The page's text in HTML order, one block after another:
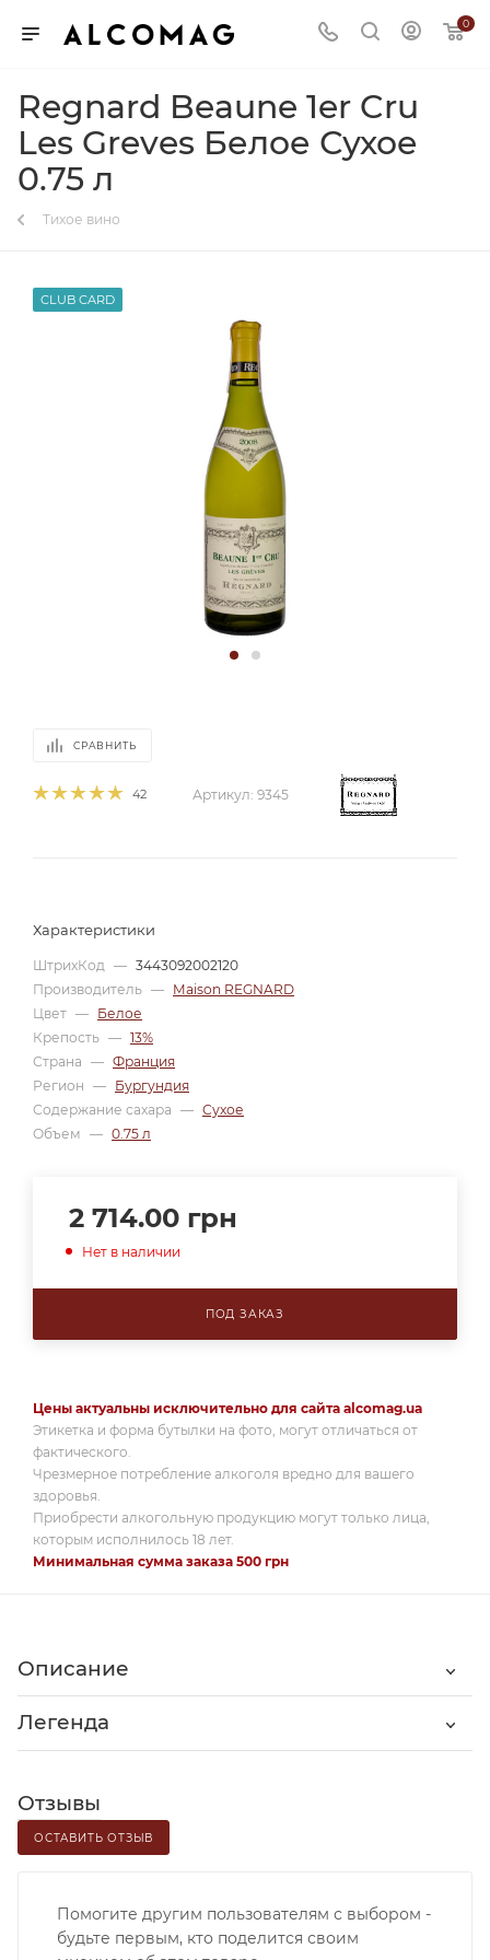
0
Regnard Beaune 1er Cru
Les Greves Белое Сухое
0.75 л
Тихое вино
CLUB CARD
СРАВНИТЬ
42 Артикул: 9345
Характеристики
ШтрихКод — 3443092002120
Производитель — Maison REGNARD
Цвет — Белое
Крепость — 13%
Страна — Франция
Регион — Бургундия
Содержание сахара — Сухое
Объем — 0.75 л
2 714.00 грн
Нет в наличии
ПОД ЗАКАЗ
Цены актуальны исключительно для сайта alcomag.ua
Этикетка и форма бутылки на фото, могут отличаться от
фактического.
Чрезмерное потребление алкоголя вредно для вашего
здоровья.
Приобрести алкогольную продукцию могут только лица,
которым исполнилось 18 лет.
Минимальная сумма заказа 500 грн
Описание
Легенда
Отзывы
ОСТАВИТЬ ОТЗЫВ
Помогите другим пользователям с выбором -
будьте первым, кто поделится своим